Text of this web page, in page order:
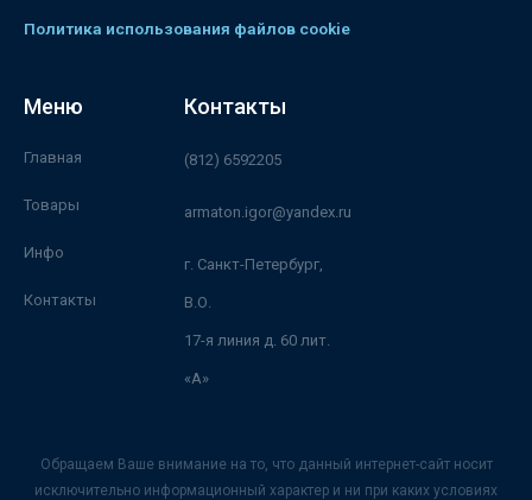
Политика использования файлов cookie
Меню
Главная
Товары
Инфо
Контакты
Контакты
(812) 6592205
armaton.igor@yandex.ru
г. Санкт-Петербург,
В.О.
17-я линия д. 60 лит.
«А»
Обращаем Ваше внимание на то, что данный интернет-сайт носит
исключительно информационный характер и ни при каких условиях